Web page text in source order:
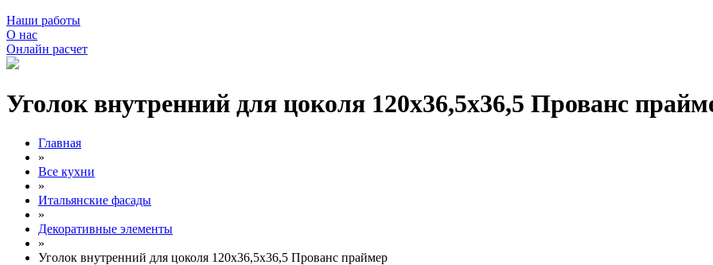
Наши работы
О нас
Онлайн расчет
Уголок внутренний для цоколя 120х36,5х36,5 Прованс
Главная
»
Все кухни
»
Итальянские фасады
»
Декоративные элементы
»
Уголок внутренний для цоколя 120х36,5х36,5 Прованс праймер